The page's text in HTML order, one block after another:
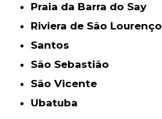
Praia da Barra do Say
Riviera de São Lourenço
Santos
São Sebastião
São Vicente
Ubatuba